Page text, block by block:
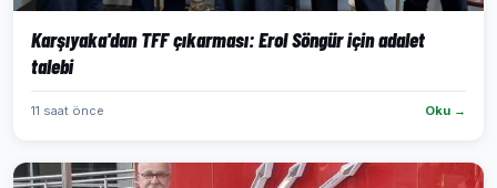
Karşıyaka'dan TFF çıkarması: Erol Söngür için adalet
talebi
11 saat önce Oku →